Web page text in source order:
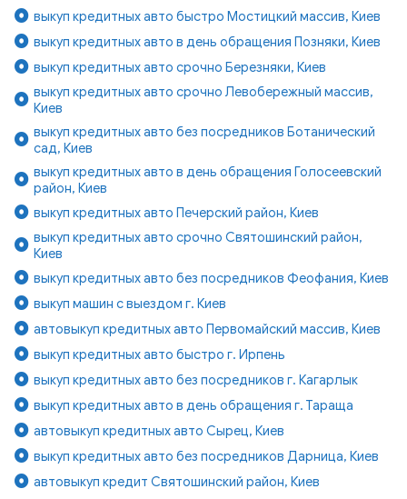
выкуп кредитных авто быстро Мостицкий массив, Киев
выкуп кредитных авто в день обращения Позняки, Киев
выкуп кредитных авто срочно Березняки, Киев
выкуп кредитных авто срочно Левобережный массив,
Киев
выкуп кредитных авто без посредников Ботанический
сад, Киев
выкуп кредитных авто в день обращения Голосеевский
район, Киев
выкуп кредитных авто Печерский район, Киев
выкуп кредитных авто срочно Святошинский район,
Киев
выкуп кредитных авто без посредников Феофания, Киев
выкуп машин с выездом г. Киев
автовыкуп кредитных авто Первомайский массив, Киев
выкуп кредитных авто быстро г. Ирпень
выкуп кредитных авто без посредников г. Кагарлык
выкуп кредитных авто в день обращения г. Тараща
автовыкуп кредитных авто Сырец, Киев
выкуп кредитных авто без посредников Дарница, Киев
автовыкуп кредит Святошинский район, Киев